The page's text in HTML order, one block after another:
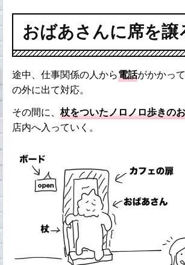
おばあさんに席を譲
途中、仕事関係の人から電話がかかっ
の外に出て対応。
その間に、杖をついたノロノロ歩きの
店内へ入っていく。